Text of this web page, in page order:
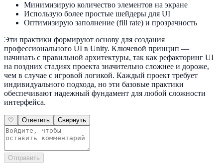
Минимизирую количество элементов на экране
Использую более простые шейдеры для UI
Оптимизирую заполнение (fill rate) и прозрачность
Эти практики формируют основу для создания
профессионального UI в Unity. Ключевой принцип —
начинать с правильной архитектуры, так как рефакторинг UI
на поздних стадиях проекта значительно сложнее и дороже,
чем в случае с игровой логикой. Каждый проект требует
индивидуального подхода, но эти базовые практики
обеспечивают надежный фундамент для любой сложности
интерфейса.
♡ Ответить Свернуть
Отправить